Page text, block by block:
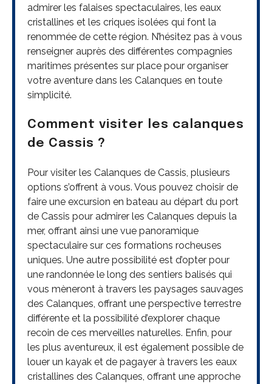
admirer les falaises spectaculaires, les eaux
cristallines et les criques isolées qui font la
renommée de cette région. N’hésitez pas à vous
renseigner auprès des différentes compagnies
maritimes présentes sur place pour organiser
votre aventure dans les Calanques en toute
simplicité.
Comment visiter les calanques
de Cassis ?
Pour visiter les Calanques de Cassis, plusieurs
options s’offrent à vous. Vous pouvez choisir de
faire une excursion en bateau au départ du port
de Cassis pour admirer les Calanques depuis la
mer, offrant ainsi une vue panoramique
spectaculaire sur ces formations rocheuses
uniques. Une autre possibilité est d’opter pour
une randonnée le long des sentiers balisés qui
vous mèneront à travers les paysages sauvages
des Calanques, offrant une perspective terrestre
différente et la possibilité d’explorer chaque
recoin de ces merveilles naturelles. Enfin, pour
les plus aventureux, il est également possible de
louer un kayak et de pagayer à travers les eaux
cristallines des Calanques, offrant une approche